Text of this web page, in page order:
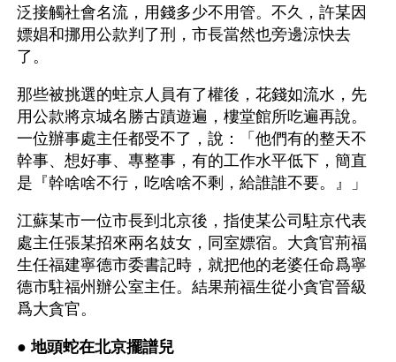
泛接觸社會名流，用錢多少不用管。不久，許某因
嫖娼和挪用公款判了刑，市長當然也旁邊涼快去
了。
那些被挑選的蛀京人員有了權後，花錢如流水，先
用公款將京城名勝古蹟遊遍，樓堂館所吃遍再說。
一位辦事處主任都受不了，說：「他們有的整天不
幹事、想好事、專整事，有的工作水平低下，簡直
是『幹啥啥不行，吃啥啥不剩，給誰誰不要。』」
江蘇某市一位市長到北京後，指使某公司駐京代表
處主任張某招來兩名妓女，同室嫖宿。大貪官荊福
生任福建寧德市委書記時，就把他的老婆任命爲寧
德市駐福州辦公室主任。結果荊福生從小貪官晉級
爲大貪官。
● 地頭蛇在北京擺譜兒